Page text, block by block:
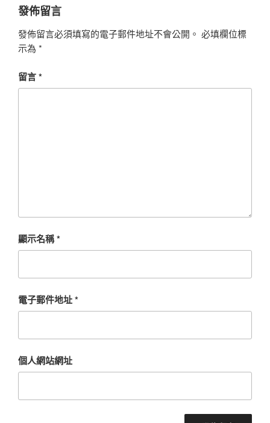
發佈留言
發佈留言必須填寫的電子郵件地址不會公開。 必填欄位標
示為 *
留言*
顯示名稱*
電子郵件地址*
個人網站網址